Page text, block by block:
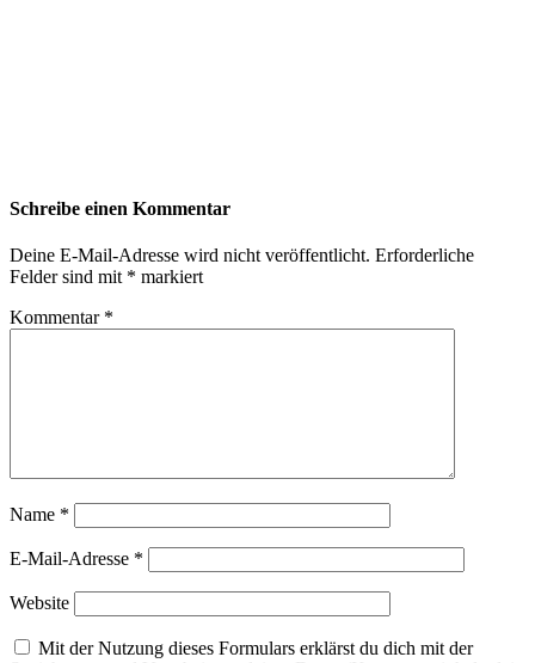
Schreibe einen Kommentar
Deine E-Mail-Adresse wird nicht veröffentlicht. Erforderliche
Felder sind mit * markiert
Kommentar *
Name *
E-Mail-Adresse *
Website
Mit der Nutzung dieses Formulars erklärst du dich mit der